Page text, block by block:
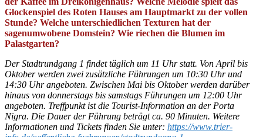
Glockenspiel des Roten Hauses am Hauptmarkt zu der vollen
Stunde? Welche unterschiedlichen Texturen hat der
sagenumwobene Domstein? Wie riechen die Blumen im
Palastgarten?
Der Stadtrundgang 1 findet täglich um 11 Uhr statt. Von April bis
Oktober werden zwei zusätzliche Führungen um 10:30 Uhr und
14:30 Uhr angeboten. Zwischen Mai bis Oktober werden darüber
hinaus von donnerstags bis samstags Führungen um 12:00 Uhr
angeboten. Treffpunkt ist die Tourist-Information an der Porta
Nigra. Die Dauer der Führung beträgt ca. 90 Minuten. Weitere
Informationen und Tickets finden Sie unter: https://www.trier-